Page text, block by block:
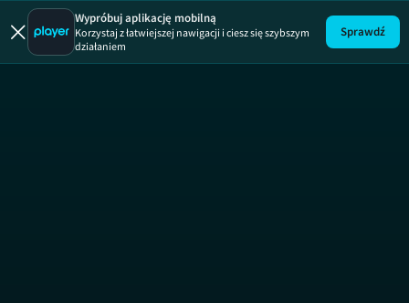
US
Wypróbuj aplikację mobilną
Korzystaj z łatwiejszej nawigacji i ciesz się szybszym
działaniem
Sprawdź